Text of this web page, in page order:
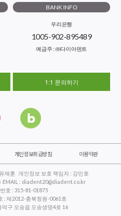
BANK INFO
우리은행
1005-902-895489
예금주 : ㈜다이아덴트
1:1 문의하기
개인정보취급방침 이용약관
재훈 개인정보 보호 책임자 : 강민호
EMAIL : diadent20@diadent.co.kr
호 : 315-81-01875
: 제2012-충북청원-0061호
덕구 오송읍 오송생명4로 16